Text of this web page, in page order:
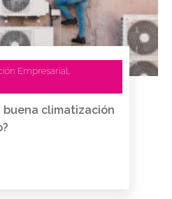
Empresarial,
buena climatización